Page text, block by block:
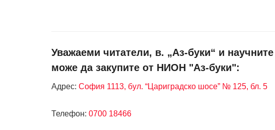
Уважаеми читатели, в. „Аз-буки“ и
може да закупите от НИОН "Аз-буки":
Адрес: София 1113, бул. “Цариградско шосе” № 125, бл. 5
Телефон: 0700 18466